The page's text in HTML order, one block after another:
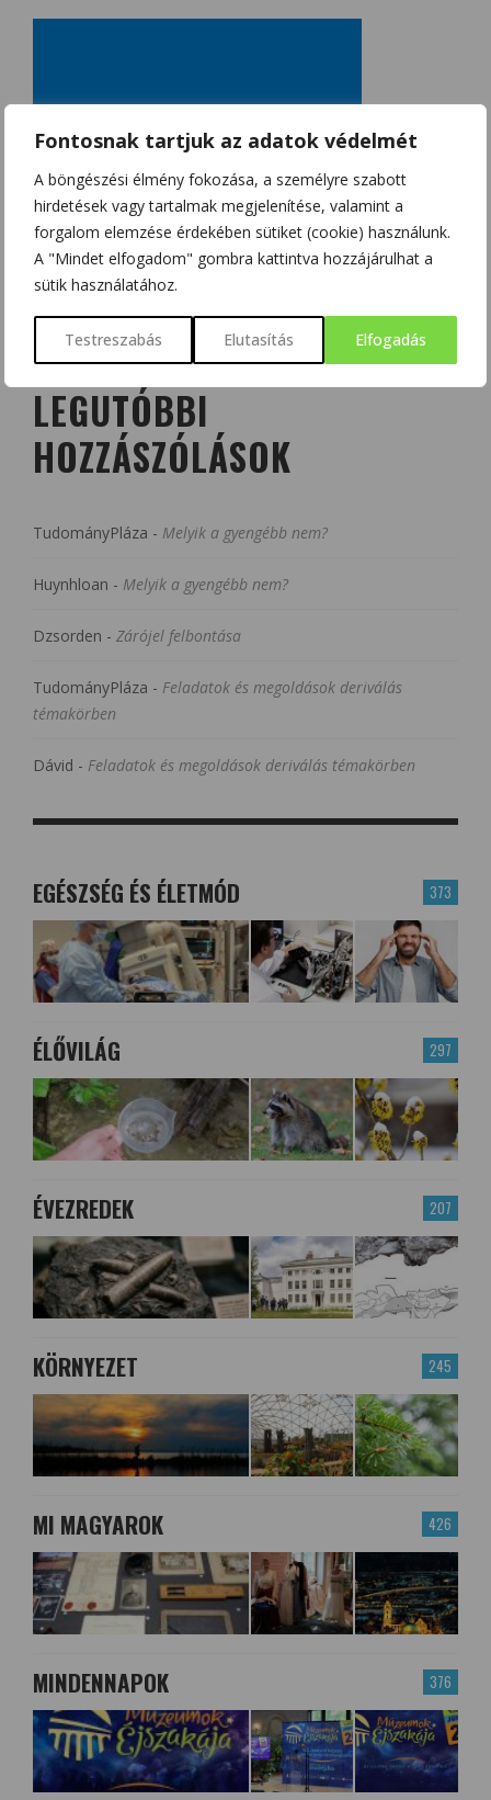
Fontosnak tartjuk az adatok védelmét
A böngészési élmény fokozása, a személyre szabott
hirdetések vagy tartalmak megjelenítése, valamint a
forgalom elemzése érdekében sütiket (cookie) használunk.
A "Mindet elfogadom" gombra kattintva hozzájárulhat a
sütik használatához.
Testreszabás Elutasítás Elfogadás
LEGUTÓBBI
HOZZÁSZÓLÁSOK
TudományPláza - Melyik a gyengébb nem?
Huynhloan - Melyik a gyengébb nem?
Dzsorden - Zárójel felbontása
TudományPláza - Feladatok és megoldások deriválás
témakörben
Dávid - Feladatok és megoldások deriválás témakörben
373
EGÉSZSÉG ÉS ÉLETMÓD
297
ÉLŐVILÁG
207
ÉVEZREDEK
245
KÖRNYEZET
426
MI MAGYAROK
376
MINDENNAPOK